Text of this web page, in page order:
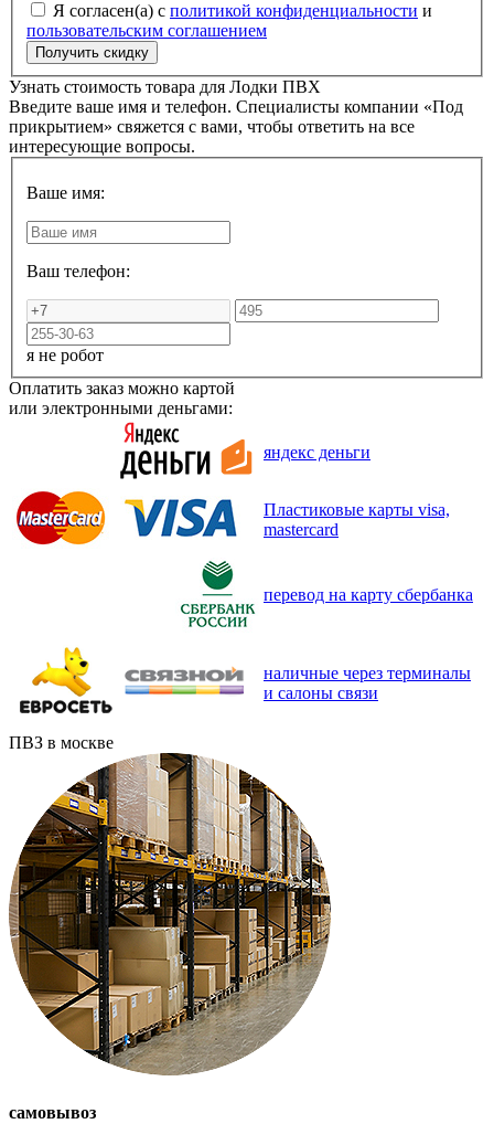
Я согласен(а) с политикой конфиденциальности и
пользовательским соглашением
Узнать стоимость товара для Лодки ПВХ
Введите ваше имя и телефон. Специалисты компании «Под
прикрытием» свяжется с вами, чтобы ответить на все
интересующие вопросы.
Ваше имя:
Ваш телефон:
я не робот
Оплатить заказ можно картой
или электронными деньгами:
яндекс деньги
Пластиковые карты visa,
mastercard
перевод на карту сбербанка
наличные через терминалы
и салоны связи
ПВЗ в москве
самовывоз